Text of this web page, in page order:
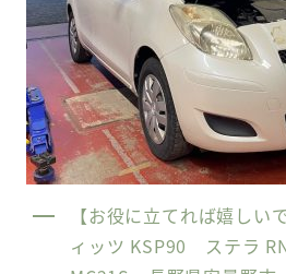
【お役に立てれば嬉し
ィッツ KSP90 ステラ